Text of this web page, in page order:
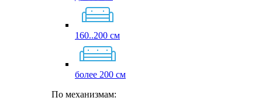
160..200 см
более 200 см
По механизмам: